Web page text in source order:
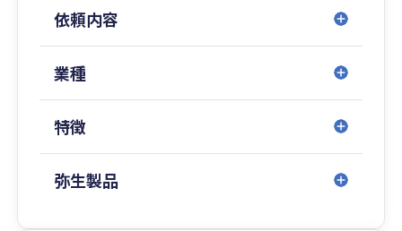
依頼内容
業種
特徴
弥生製品